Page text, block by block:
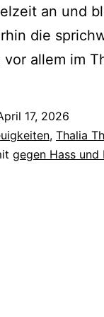
an und
die
vor allem im
17, 2026
, Thalia
gegen Hass und